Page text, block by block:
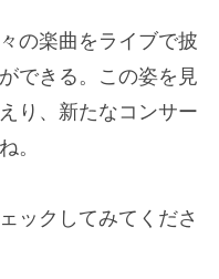
の楽曲をライブで披
できる。この姿を見
り、新たなコンサー
。
ックしてみてくださ